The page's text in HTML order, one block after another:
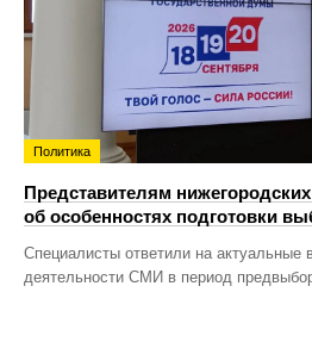
Политика
Представителям
об особенностях подготовки
Специалисты ответили на актуальные
деятельности СМИ в период